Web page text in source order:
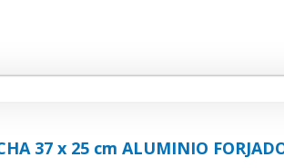
37 x 25 cm ALUMINIO